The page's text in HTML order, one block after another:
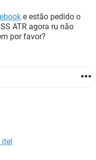
e estão pedido o
ATR agora ru não
por favor?
itel